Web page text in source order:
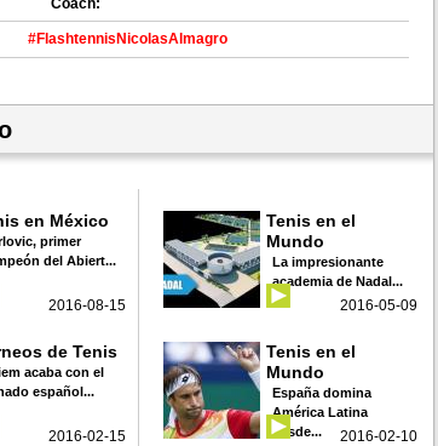
Coach:
#FlashtennisNicolasAlmagro
en México
primer
del Abiert...
2016-08-15
Tenis en el
Mundo
La impresionante
academia de Nadal...
2016-05-09
de Tenis
acaba con el
español...
2016-02-15
Tenis en el
Mundo
España domina
América Latina
desde...
2016-02-10